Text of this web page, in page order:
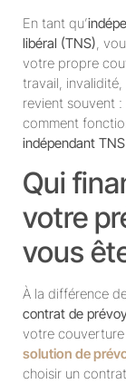
En tant qu’
libéral (TNS) ,
votre propre
travail,
revient souvent :
comment
indépendant TNS
Qui
votre
vous
À la différence
contrat de
votre couverture
solution de
choisir un